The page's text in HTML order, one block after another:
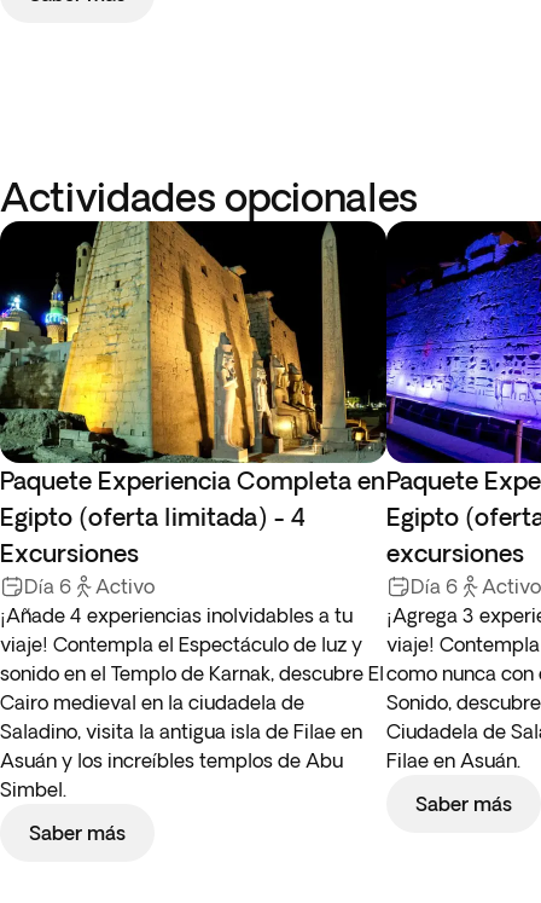
Actividades opcionales
Paquete Experiencia Completa en
Egipto (oferta limitada) - 4
Excursiones
Día 6
Activo
¡Añade 4 experiencias inolvidables a tu
viaje! Contempla el Espectáculo de luz y
sonido en el Templo de Karnak, descubre El
Cairo medieval en la ciudadela de
Saladino, visita la antigua isla de Filae en
Asuán y los increíbles templos de Abu
Simbel.
Saber más
Paquete
Egipto
excursiones
Día 6
Activo
¡Agrega 3
viaje!
como nunca con
Sonido,
Ciudadela de
Filae en Asuán.
Saber más